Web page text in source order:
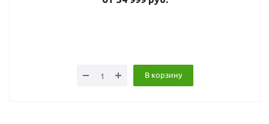
В корзину